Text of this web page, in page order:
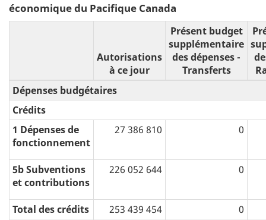
économique du Pacifique Canada
Autorisations
à ce jour
Présent budget
supplémentaire
des dépenses -
Transferts
Dépenses budgétaires
Crédits
1 Dépenses de
fonctionnement
27 386 810 0
5b Subventions
et contributions
226 052 644 0
Total des crédits 253 439 454 0